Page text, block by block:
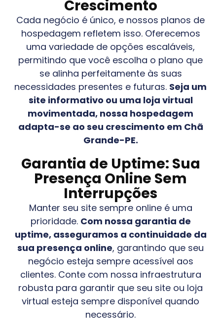
Crescimento
Cada negócio é único, e nossos planos de
hospedagem refletem isso. Oferecemos
uma variedade de opções escaláveis,
permitindo que você escolha o plano que
se alinha perfeitamente às suas
necessidades presentes e futuras. Seja um
site informativo ou uma loja virtual
movimentada, nossa hospedagem
adapta-se ao seu crescimento em Chã
Grande-PE.
Garantia de Uptime: Sua
Presença Online Sem
Interrupções
Manter seu site sempre online é uma
prioridade. Com nossa garantia de
uptime, asseguramos a continuidade da
sua presença online, garantindo que seu
negócio esteja sempre acessível aos
clientes. Conte com nossa infraestrutura
robusta para garantir que seu site ou loja
virtual esteja sempre disponível quando
necessário.